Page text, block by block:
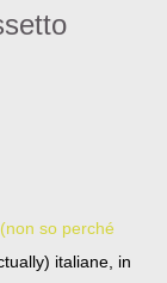
so perché
italiane, in